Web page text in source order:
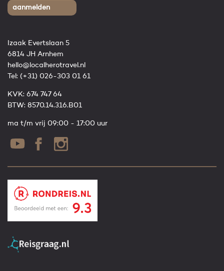
aanmelden
Izaak Evertslaan 5
6814 JH Arnhem
hello@localherotravel.nl
Tel: (+31) 026-303 01 61
KVK: 674 747 64
BTW: 8570.14.316.B01
ma t/m vrij 09:00 - 17:00 uur